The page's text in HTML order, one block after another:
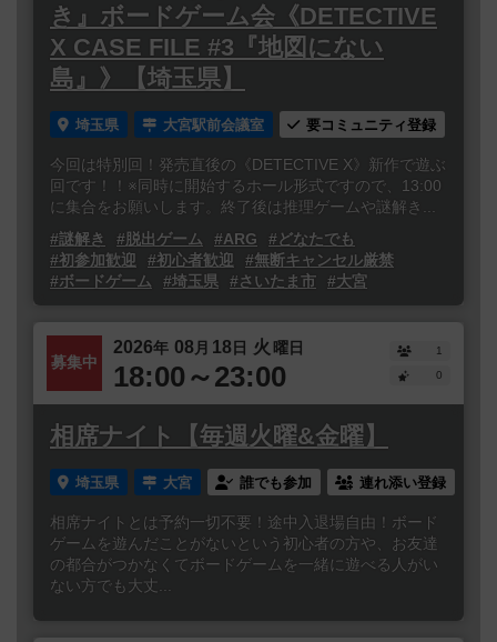
き』ボードゲーム会《DETECTIVE
X CASE FILE #3『地図にない
島』》【埼玉県】
埼玉県 大宮駅前会議室 要コミュニティ登録
今回は特別回！発売直後の《DETECTIVE X》新作で遊ぶ
回です！！※同時に開始するホール形式ですので、13:00
に集合をお願いします。終了後は推理ゲームや謎解き...
#謎解き
#脱出ゲーム #ARG
#どなたでも
#初参加歓迎
#初心者歓迎
#無断キャンセル厳禁
#ボードゲーム
#埼玉県 #さいたま市 #大宮
募集中
2026年 08 月 18日 火 曜日
18:00～23:00
1
0
相席ナイト【毎週火曜&金曜】
埼玉県 大宮 誰でも参加 連れ添い登録
相席ナイトとは予約一切不要！途中入退場自由！ボード
ゲームを遊んだことがないという初心者の方や、お友達
の都合がつかなくてボードゲームを一緒に遊べる人がい
ない方でも大丈...